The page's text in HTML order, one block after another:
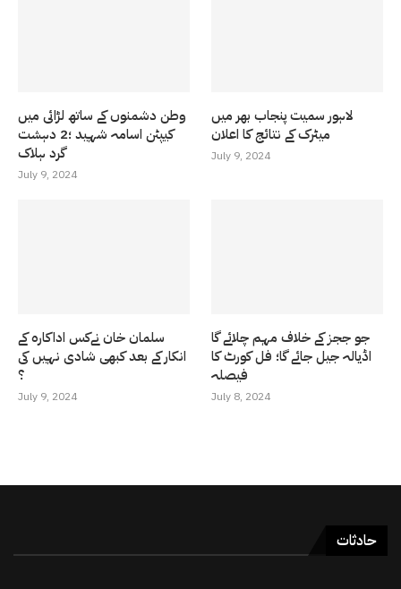
وطن دشمنوں کے ساتھ لڑائی میں
کیپٹن اسامہ شہید ؛2 دہشت
گرد ہلاک
July 9, 2024
لاہور سمیت پنجاب بھر میں
میٹرک کے نتائج کا اعلان
July 9, 2024
سلمان خان نےکس اداکارہ کے
انکار کے بعد کبھی شادی نہیں کی
؟
July 9, 2024
جو ججز کے خلاف مہم چلائے گا
اڈیالہ جیل جائے گا؛ فل کورٹ کا
فیصلہ
July 8, 2024
حادثات